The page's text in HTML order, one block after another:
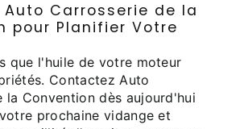
Carrosserie de la
pour Planifier Votre
que l'huile de votre moteur
Contactez Auto
la Convention dès aujourd'hui
prochaine vidange et